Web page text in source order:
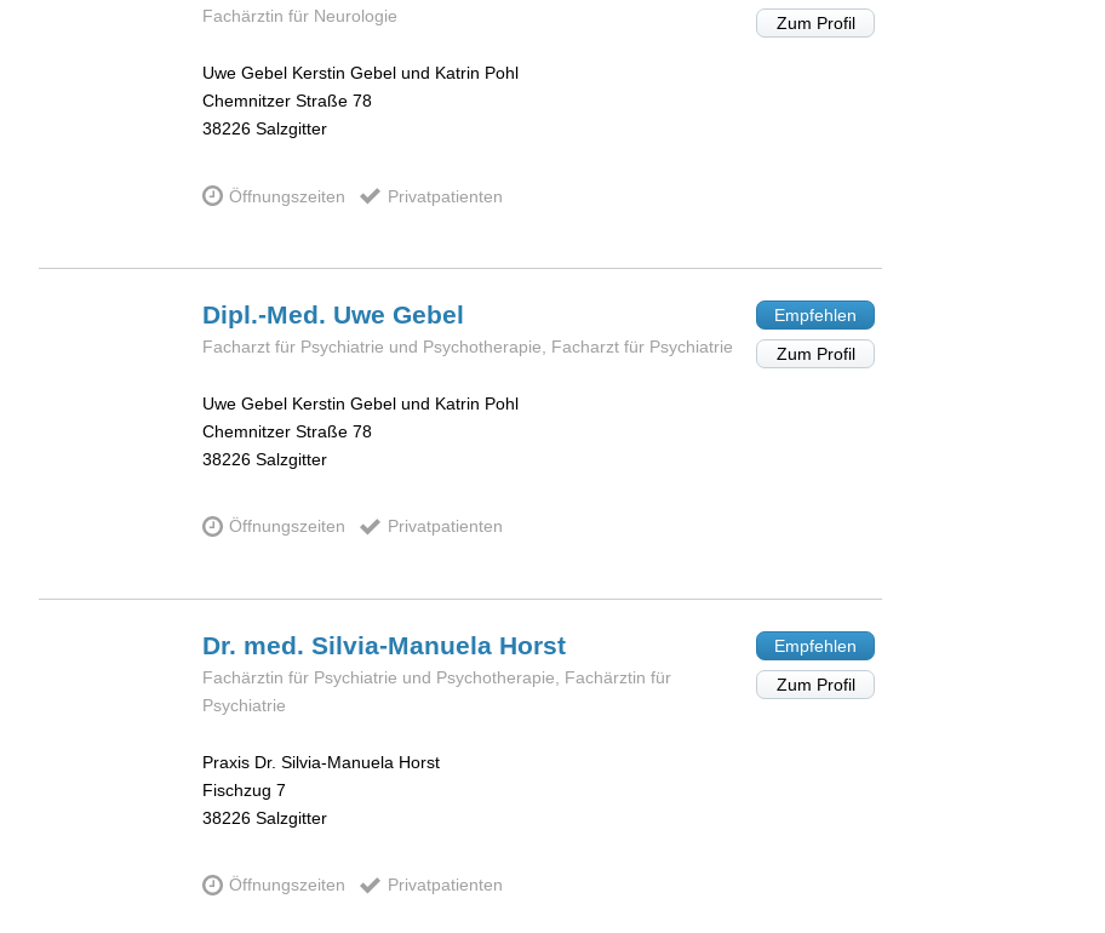
Fachärztin für Neurologie
Uwe Gebel Kerstin Gebel und Katrin Pohl
Chemnitzer Straße 78
38226 Salzgitter
Öffnungszeiten Privatpatienten
Zum Profil
Dipl.-Med. Uwe Gebel
Facharzt für Psychiatrie und Psychotherapie, Facharzt für Psychiatrie
Uwe Gebel Kerstin Gebel und Katrin Pohl
Chemnitzer Straße 78
38226 Salzgitter
Öffnungszeiten Privatpatienten
Empfehlen
Zum Profil
Dr. med. Silvia-Manuela Horst
Fachärztin für Psychiatrie und Psychotherapie, Fachärztin für
Psychiatrie
Praxis Dr. Silvia-Manuela Horst
Fischzug 7
38226 Salzgitter
Öffnungszeiten Privatpatienten
Empfehlen
Zum Profil